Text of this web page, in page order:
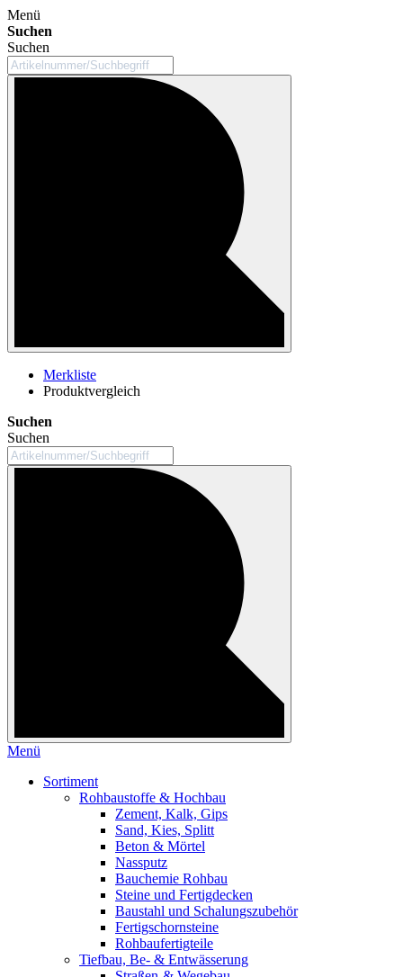
Menü
Suchen
Suchen
Merkliste
Produktvergleich
Suchen
Suchen
Menü
Sortiment
Rohbaustoffe & Hochbau
Zement, Kalk, Gips
Sand, Kies, Splitt
Beton & Mörtel
Nassputz
Bauchemie Rohbau
Steine und Fertigdecken
Baustahl und Schalungszubehör
Fertigschornsteine
Rohbaufertigteile
Tiefbau, Be- & Entwässerung